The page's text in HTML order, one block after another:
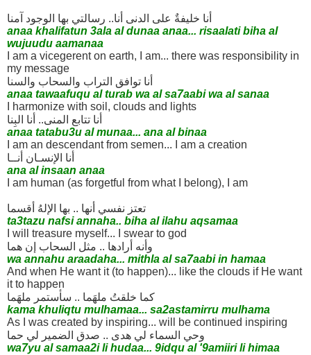
أنا خليفةٌ على الدنى أنا.. رسالتي بها الوجود آمنا
anaa khalifatun 3ala al dunaa anaa... risaalati biha al
wujuudu aamanaa
I am a vicegerent on earth, I am... there was responsibility in
my message
أنا توافق التراب والسحاب والسنا
anaa tawaafuqu al turab wa al sa7aabi wa al sanaa
I harmonize with soil, clouds and lights
أنا تتابع المنى.. أنا البِنا
anaa tatabu3u al munaa... ana al binaa
I am an descendant from semen... I am a creation
أنا الإنسـان أنــا
ana al insaan anaa
I am human (as forgetful from what I belong), I am
تعتز نفسي أنها .. بها الإلهُ أقسما
ta3tazu nafsi annaha.. biha al ilahu aqsamaa
I will treasure myself... I swear to god
وأنه أرادها .. مثل السحاب إن هما
wa annahu araadaha... mithla al sa7aabi in hamaa
And when He want it (to happen)... like the clouds if He want
it to happen
كما خلقتُ ملهَما .. سأستمر ملهَما
kama khuliqtu mulhamaa... sa2astamirru mulhama
As I was created by inspiring... will be continued inspiring
وحي السماء لي هدى .. صدق الضمير لي حما
wa7yu al samaa2i li hudaa... 9idqu al '9amiiri li himaa